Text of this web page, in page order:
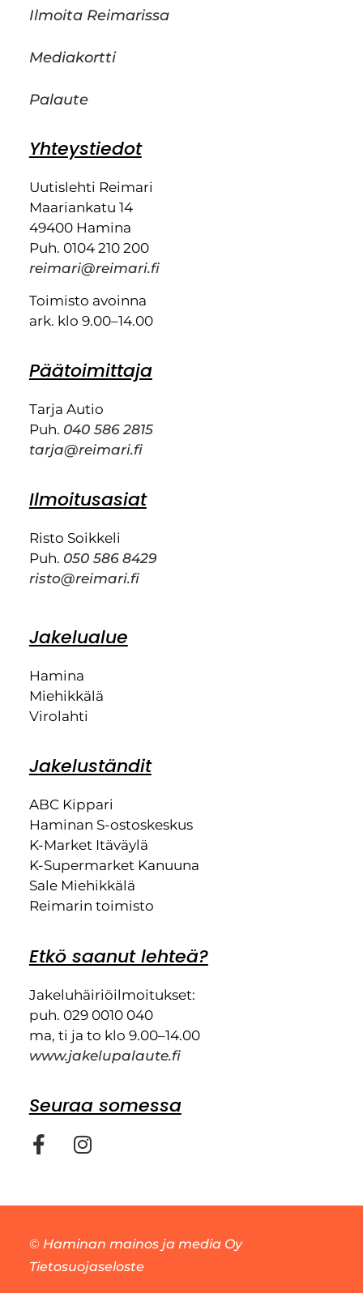
Ilmoita Reimarissa
Mediakortti
Palaute
Yhteystiedot
Uutislehti Reimari
Maariankatu 14
49400 Hamina
Puh. 0104 210 200
reimari@reimari.fi
Toimisto avoinna
ark. klo 9.00–14.00
Päätoimittaja
Tarja Autio
Puh. 040 586 2815
tarja@reimari.fi
Ilmoitusasiat
Risto Soikkeli
Puh. 050 586 8429
risto@reimari.fi
Jakelualue
Hamina
Miehikkälä
Virolahti
Jakeluständit
ABC Kippari
Haminan S-ostoskeskus
K-Market Itäväylä
K-Supermarket Kanuuna
Sale Miehikkälä
Reimarin toimisto
Etkö saanut lehteä?
Jakeluhäiriöilmoitukset:
puh. 029 0010 040
ma, ti ja to klo 9.00–14.00
www.jakelupalaute.fi
Seuraa somessa
© Haminan mainos ja media Oy
Tietosuojaseloste